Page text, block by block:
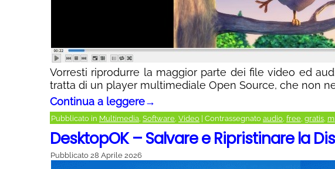
Vorresti riprodurre la maggior parte dei file video ed
tratta di un player multimediale Open Source, che non
Continua a leggere→
Pubblicato in Multimedia, Software, Video Contrassegnato audio, free, gratis,
DesktopOK – Salvare e Ripristinare la
Pubblicato 28 Aprile 2026